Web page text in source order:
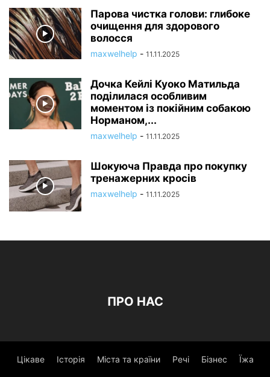
Парова чистка голови: глибоке
очищення для здорового
волосся
maxwelhelp - 11.11.2025
Дочка Кейлі Куоко Матильда
поділилася особливим
моментом із покійним собакою
Норманом,...
maxwelhelp - 11.11.2025
Шокуюча Правда про покупку
тренажерних кросів
maxwelhelp - 11.11.2025
ПРО НАС
Цікаве Історія Міста та країни Речі Бізнес Їжа